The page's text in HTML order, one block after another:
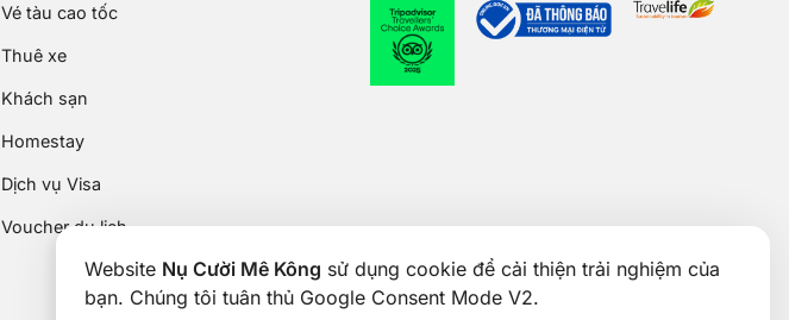
Website Nụ Cười Mê Kông sử dụng cookie để cải thiện trải nghiệm của
bạn. Chúng tôi tuân thủ Google Consent Mode V2.
Vé tàu cao tốc
Thuê xe
Khách sạn
Homestay
Dịch vụ Visa
Voucher du lịch